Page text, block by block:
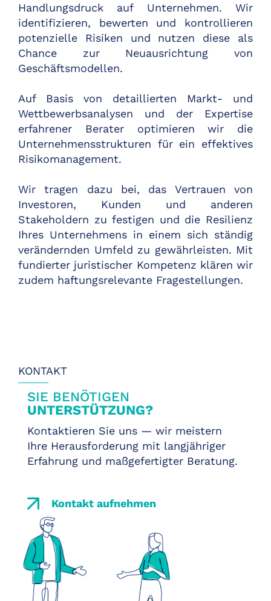
Handlungsdruck auf Unternehmen. Wir
identifizieren, bewerten und kontrollieren
potenzielle Risiken und nutzen diese als
Chance zur Neuausrichtung von
Geschäftsmodellen.
Auf Basis von detaillierten Markt- und
Wettbewerbsanalysen und der Expertise
erfahrener Berater optimieren wir die
Unternehmensstrukturen für ein effektives
Risikomanagement.
Wir tragen dazu bei, das Vertrauen von
Investoren, Kunden und anderen
Stakeholdern zu festigen und die Resilienz
Ihres Unternehmens in einem sich ständig
verändernden Umfeld zu gewährleisten. Mit
fundierter juristischer Kompetenz klären wir
zudem haftungsrelevante Fragestellungen.
KONTAKT
SIE BENÖTIGEN
UNTERSTÜTZUNG?
Kontaktieren Sie uns — wir meistern
Ihre Herausforderung mit langjähriger
Erfahrung und maßgefertigter Beratung.
Kontakt aufnehmen